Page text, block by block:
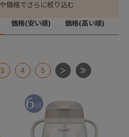
価格でさらに絞り込む
価格(安い順) 価格(高い順)
3 4 5